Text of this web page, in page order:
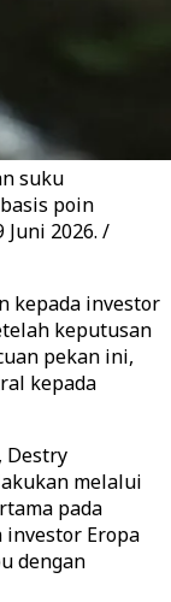
suku
poin
Juni 2026. /
kepada investor
keputusan
pekan ini,
kepada
Destry
melalui
pada
investor Eropa
dengan